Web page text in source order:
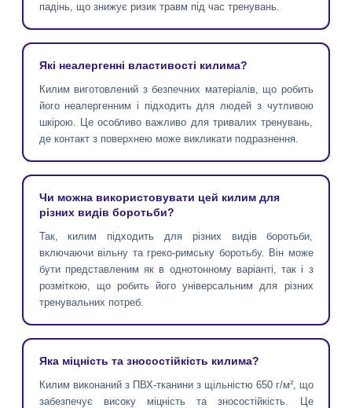
падінь, що знижує ризик травм під час тренувань.
Які неалергенні властивості килима?
Килим виготовлений з безпечних матеріалів, що робить
його неалергенним і підходить для людей з чутливою
шкірою. Це особливо важливо для тривалих тренувань,
де контакт з поверхнею може викликати подразнення.
Чи можна використовувати цей килим для
різних видів боротьби?
Так, килим підходить для різних видів боротьби,
включаючи вільну та греко-римську боротьбу. Він може
бути представленим як в однотонному варіанті, так і з
розміткою, що робить його універсальним для різних
тренувальних потреб.
Яка міцність та зносостійкість килима?
Килим виконаний з ПВХ-тканини з щільністю 650 г/м², що
забезпечує високу міцність та зносостійкість. Це